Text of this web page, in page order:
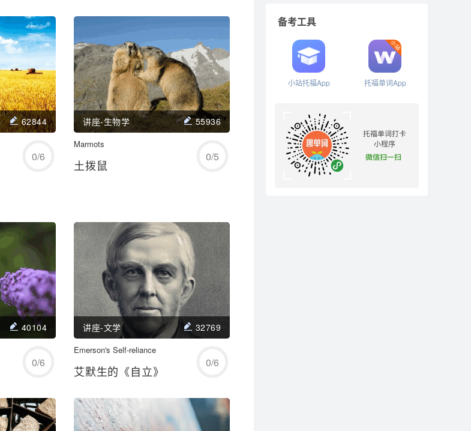
备考工具
小站托福App 托福单词App
62844
0/6
讲座-生物学 55936
Marmots
土拨鼠
0/5
40104
0/6
讲座-文学 32769
开始练习
学习/回顾
Emerson's Self-reliance
艾默生的《自立》
0/6